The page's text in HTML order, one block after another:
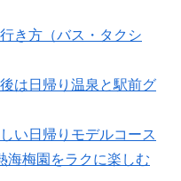
き方（バス・タクシ
は日帰り温泉と駅前グ
い日帰りモデルコース
海梅園をラクに楽しむ